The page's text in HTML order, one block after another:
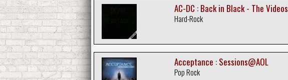
AC-DC : Back in Black - The Videos
Hard-Rock
Acceptance : Sessions@AOL
Pop Rock